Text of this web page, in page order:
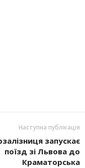
Наступна публікація
запускає
поїзд зі Львова до
Краматорська